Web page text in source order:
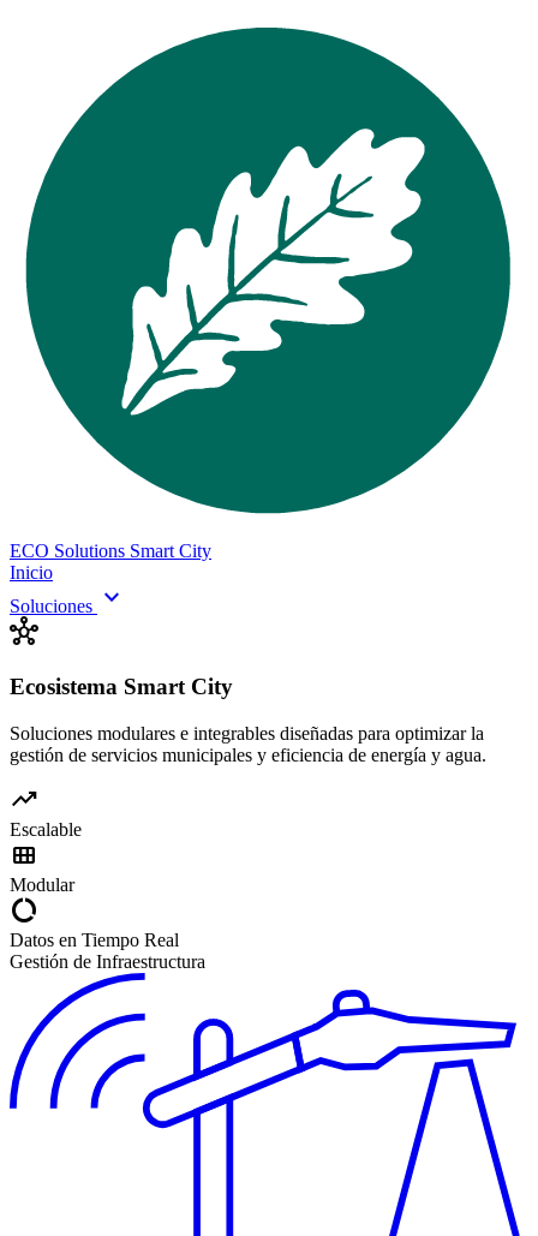
ECO Solutions Smart City
Inicio
Soluciones expand_more
hub
Ecosistema Smart City
Soluciones modulares e integrables diseñadas para optimizar la
gestión de servicios municipales y eficiencia de energía y agua.
trending_up
Escalable
view_module
Modular
data_usage
Datos en Tiempo Real
Gestión de Infraestructura